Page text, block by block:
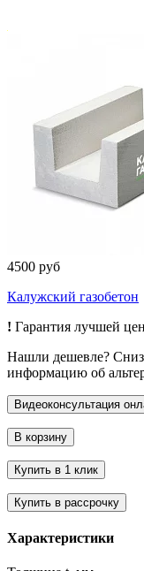
4500 руб
Калужский газобетон
! Гарантия лучшей
Нашли дешевле?
информацию об
Характеристики